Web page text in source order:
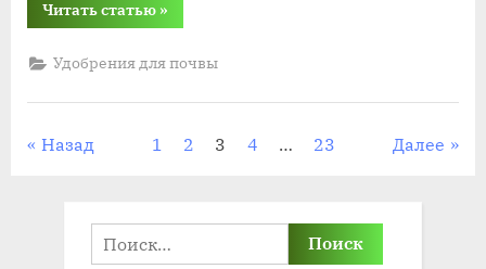
Читать статью“удобрения
для
»
Удобрения для почвы
Пагинация
Назад 1 2 3 4 … 23 Далее
Найти: